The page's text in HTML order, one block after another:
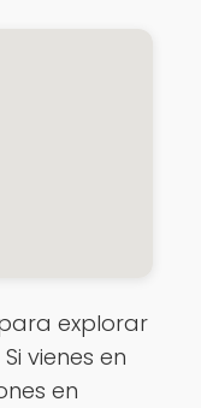
explorar
vienes en
en